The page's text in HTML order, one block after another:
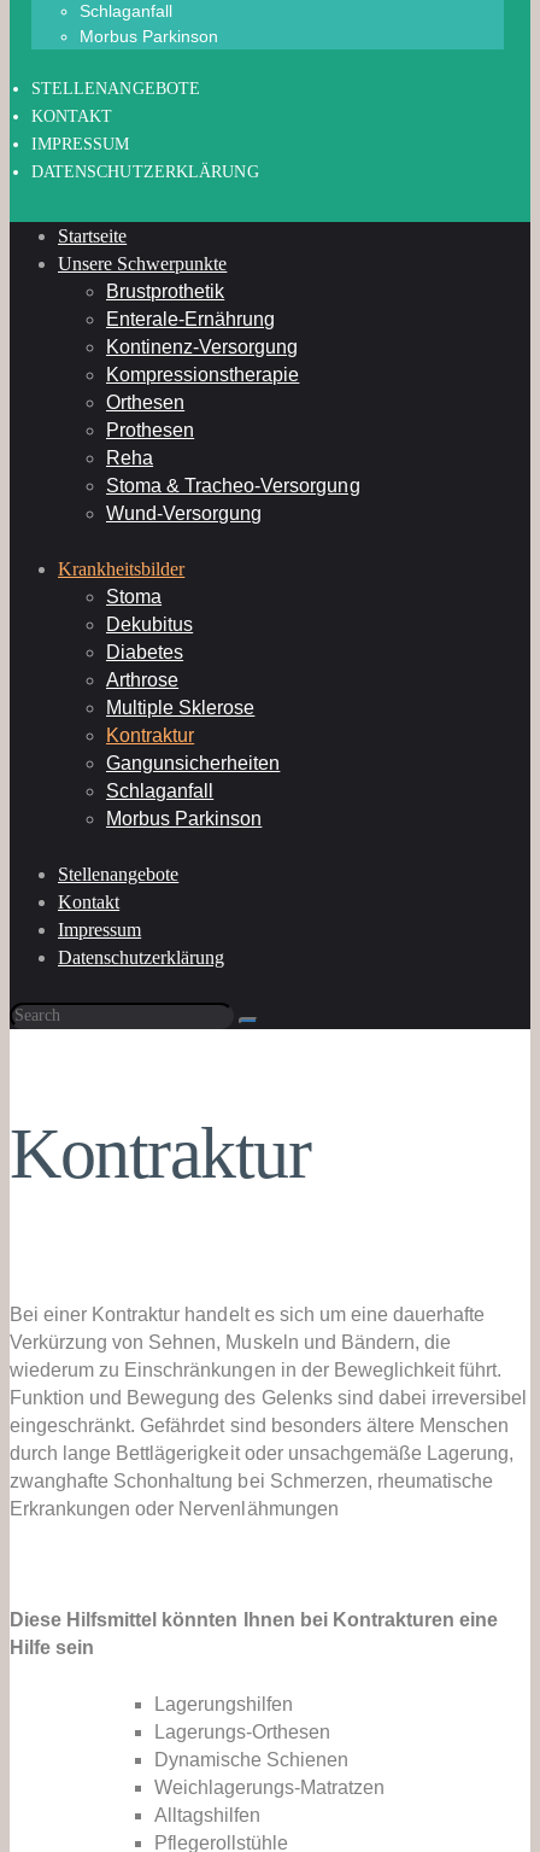
Schlaganfall
Morbus Parkinson
STELLENANGEBOTE
KONTAKT
IMPRESSUM
DATENSCHUTZERKLÄRUNG
Startseite
Unsere Schwerpunkte
Brustprothetik
Enterale-Ernährung
Kontinenz-Versorgung
Kompressionstherapie
Orthesen
Prothesen
Reha
Stoma & Tracheo-Versorgung
Wund-Versorgung
Krankheitsbilder
Stoma
Dekubitus
Diabetes
Arthrose
Multiple Sklerose
Kontraktur
Gangunsicherheiten
Schlaganfall
Morbus Parkinson
Stellenangebote
Kontakt
Impressum
Datenschutzerklärung
Kontraktur
Bei einer Kontraktur handelt es sich um eine dauerhafte
Verkürzung von Sehnen, Muskeln und Bändern, die
wiederum zu Einschränkungen in der Beweglichkeit führt.
Funktion und Bewegung des Gelenks sind dabei irreversibel
eingeschränkt. Gefährdet sind besonders ältere Menschen
durch lange Bettlägerigkeit oder unsachgemäße Lagerung,
zwanghafte Schonhaltung bei Schmerzen, rheumatische
Erkrankungen oder Nervenlähmungen
Diese Hilfsmittel könnten Ihnen bei Kontrakturen eine
Hilfe sein
Lagerungshilfen
Lagerungs-Orthesen
Dynamische Schienen
Weichlagerungs-Matratzen
Alltagshilfen
Pflegerollstühle